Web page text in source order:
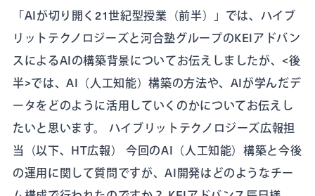
「AIが切り開く21世紀型授業（前半）」では、ハイブ
リットテクノロジーズと河合塾グループのKEIアドバン
スによるAIの構築背景についてお伝えしましたが、<後
半>では、AI（人工知能）構築の方法や、AIが学んだデ
ータをどのように活用していくのかについてお伝えし
たいと思います。 ハイブリットテクノロジーズ広報担
当（以下、HT広報） 今回のAI（人工知能）構築と今後
の運用に関して質問ですが、AI開発はどのようなチー